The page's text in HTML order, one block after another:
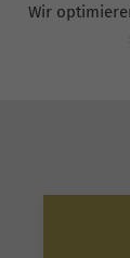
Wir